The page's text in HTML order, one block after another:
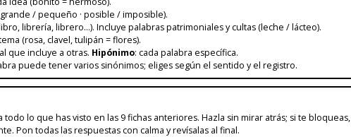
/ pequeño · posible / imposible).
librería, librero…). Incluye palabras patrimoniales y cultas (leche / lácteo).
(rosa, clavel, tulipán = flores).
que incluye a otras. Hipónimo: cada palabra específica.
puede tener varios sinónimos; eliges según el sentido y el registro.
todo lo que has visto en las 9 fichas anteriores. Hazla sin mirar atrás; si te bloqueas,
Pon todas las respuestas con calma y revísalas al final.